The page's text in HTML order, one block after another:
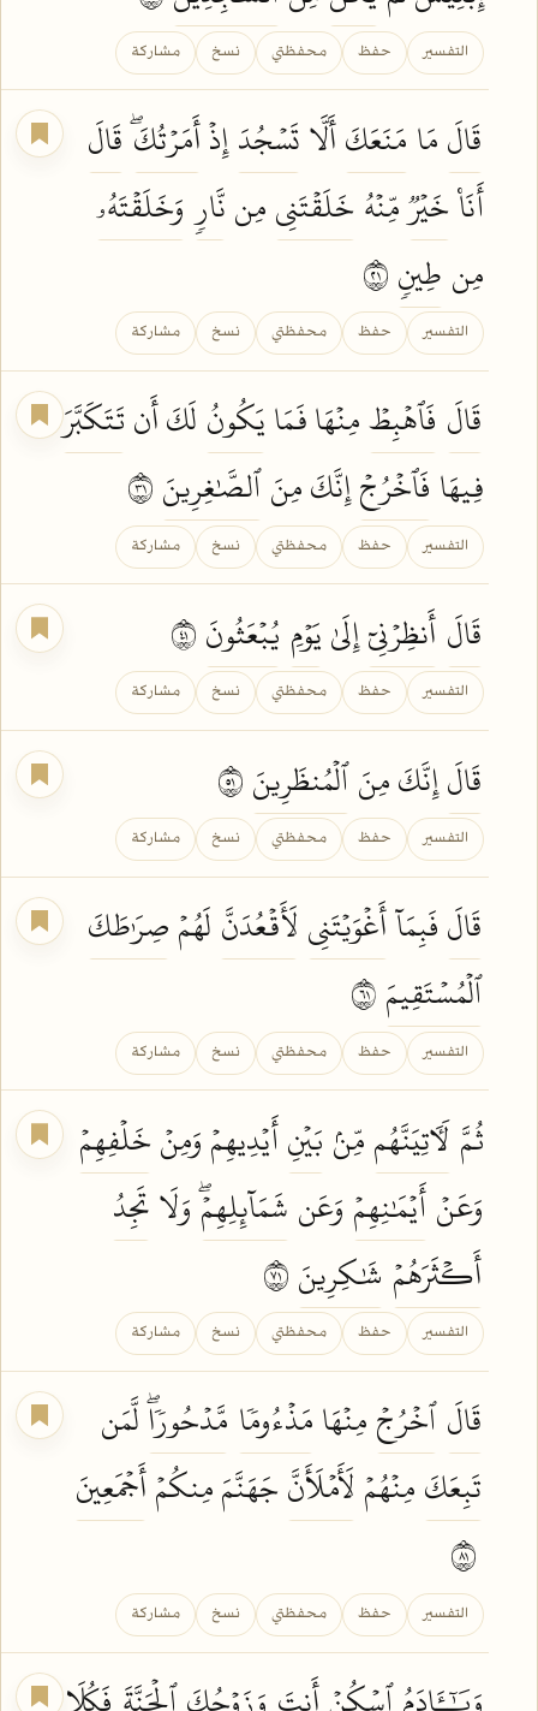
التفسير حفظ محفظتي نسخ مشاركة
قَالَمَا مَنَعَكَأَلَّاتَسۡجُدَإِذۡأَمَرۡتُكَۖقَالَ
أَنَا۠خَيۡرٞمِّنۡهُخَلَقۡتَنِيمِننَّارٖ وَخَلَقۡتَهُۥ
مِن طِينٖ
التفسير حفظ محفظتي نسخ مشاركة
قَالَ فَٱهۡبِطۡمِنۡهَا فَمَايَكُونُ لَكَ أَنتَتَكَبَّرَ
فِيهَا فَٱخۡرُجۡإِنَّكَ مِنَٱلصَّٰغِرِينَ
التفسير حفظ محفظتي نسخ مشاركة
قَالَ أَنظِرۡنِيٓإِلَىٰيَوۡمِ يُبۡعَثُونَ
التفسير حفظ محفظتي نسخ مشاركة
قَالَإِنَّكَ مِنَٱلۡمُنظَرِينَ
التفسير حفظ محفظتي نسخ مشاركة
قَالَفَبِمَآأَغۡوَيۡتَنِي لَأَقۡعُدَنَّ لَهُمۡصِرَٰطَكَ
ٱلۡمُسۡتَقِيمَ
التفسير حفظ محفظتي نسخ مشاركة
ثُمَّلَأٓتِيَنَّهُممِّنۢ بَيۡنِأَيۡدِيهِمۡ وَمِنۡخَلۡفِهِمۡ
وَعَنۡأَيۡمَٰنِهِمۡ وَعَن شَمَآئِلِهِمۡۖوَلَاتَجِدُ
أَكۡثَرَهُمۡ شَٰكِرِينَ
التفسير حفظ محفظتي نسخ مشاركة
قَالَٱخۡرُجۡمِنۡهَامَذۡءُومٗا مَّدۡحُورٗاۖلَّمَن
تَبِعَكَمِنۡهُمۡ لَأَمۡلَأَنَّجَهَنَّمَ مِنكُمۡأَجۡمَعِينَ
التفسير حفظ محفظتي نسخ مشاركة